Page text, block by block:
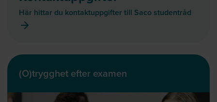
Här hittar du kontaktuppgifter till Saco studentråd
(O)trygghet efter examen